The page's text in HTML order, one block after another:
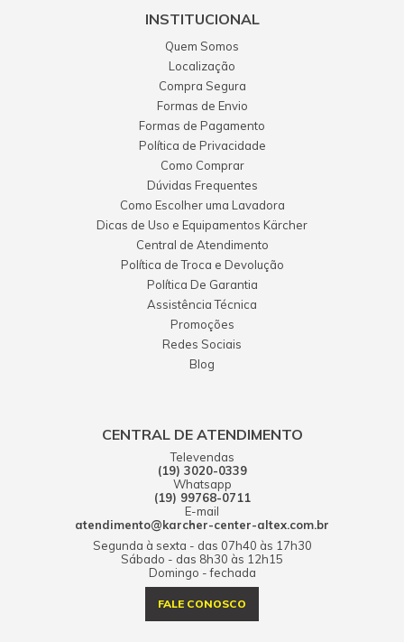
INSTITUCIONAL
Quem Somos
Localização
Compra Segura
Formas de Envio
Formas de Pagamento
Política de Privacidade
Como Comprar
Dúvidas Frequentes
Como Escolher uma Lavadora
Dicas de Uso e Equipamentos Kärcher
Central de Atendimento
Política de Troca e Devolução
Política De Garantia
Assistência Técnica
Promoções
Redes Sociais
Blog
CENTRAL DE ATENDIMENTO
Televendas
(19) 3020-0339
Whatsapp
(19) 99768-0711
E-mail
atendimento@karcher-center-altex.com.br
Segunda à sexta - das 07h40 às 17h30
Sábado - das 8h30 às 12h15
Domingo - fechada
FALE CONOSCO